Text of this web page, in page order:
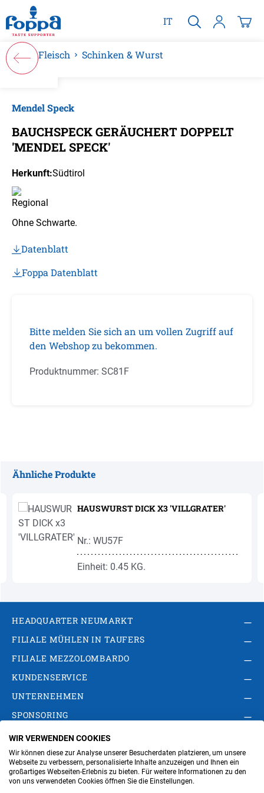
springen
IT
Fleisch Schinken & Wurst
Mendel Speck
BAUCHSPECK GERÄUCHERT DOPPELT
'MENDEL SPECK'
Herkunft:Südtirol
Ohne Schwarte.
Datenblatt
Foppa Datenblatt
Bitte melden Sie sich an um vollen Zugriff auf
den Webshop zu bekommen.
Produktnummer: SC81F
Ähnliche Produkte
HAUSWURST DICK X3 'VILLGRATER'
Nr.: WU57F
Einheit: 0.45 KG.
HEADQUARTER NEUMARKT
FILIALE MÜHLEN IN TAUFERS
FILIALE MEZZOLOMBARDO
KUNDENSERVICE
UNTERNEHMEN
SPONSORING
AGB Privacy Policy
Impressum
Cookie-Einstellungen ändern
Verwaltung
WIR VERWENDEN COOKIES
Wir können diese zur Analyse unserer Besucherdaten platzieren, um unsere
Webseite zu verbessern, personalisierte Inhalte anzuzeigen und Ihnen ein
großartiges Webseiten-Erlebnis zu bieten. Für weitere Informationen zu den
von uns verwendeten Cookies öffnen Sie die Einstellungen.